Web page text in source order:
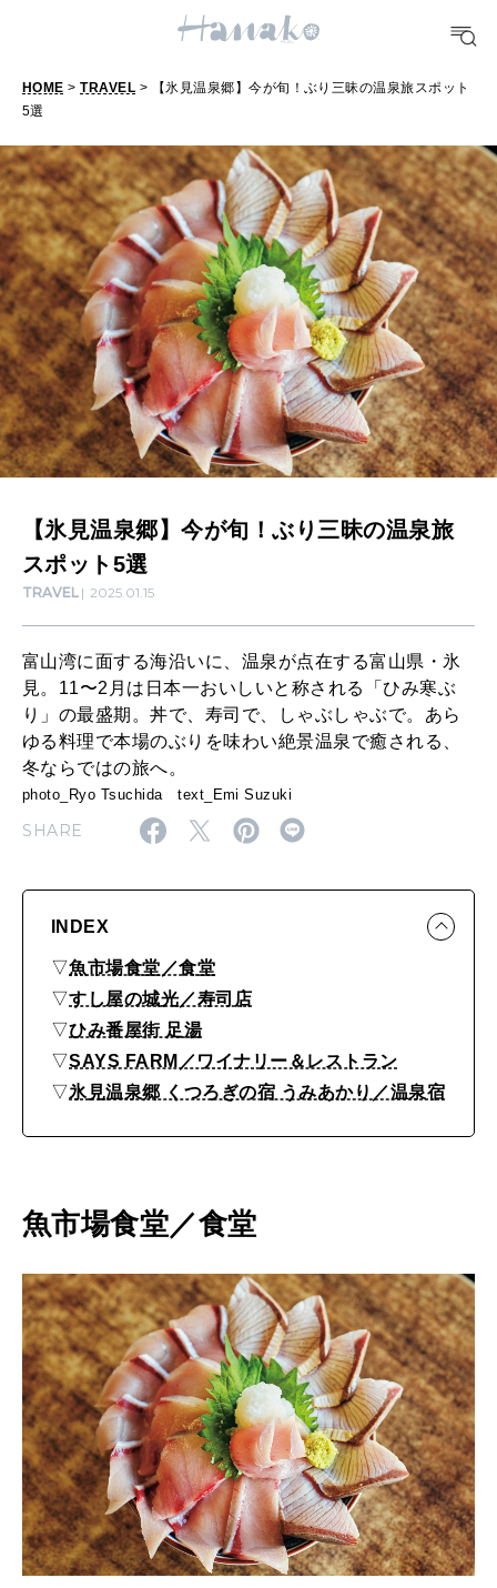
女神まり愛のタロットメッセージ
算命学がわかる今月のあなた
LEARN
知る、考える
MAMA
ママもいろいろ
SUSTAINABLE
わたしができること
CULTURE
WORK&MONEY
いい人生って？
特集
2026年9月号「北海道 おいしく遊ぶ、夏のご褒美旅。」
2026年8月号『お茶の時間です。』
2026年6月号「大銀座 トレンドが生まれる 新しい一流店へ。」
2026年5月号「“大好き”に出会いに。韓国」
2026年2月号「良運を掴む 新・開運術。」
2026年1月号「猫がいれば、幸せ」
2025年12月号「お酒の新常識。」
【
氷
見
温
泉
郷
】
今
が
旬
ぶ
り
三
の
温
泉
旅
ス
ッ
ト
選
HOME >TRAVEL > 【氷見温泉郷】今が旬！ぶり三昧の温泉旅スポット
5選
【氷見温泉郷】今が旬！ぶり三昧の温泉旅
スポット5選
TRAVEL 2025.01.15
富山湾に面する海沿いに、温泉が点在する富山県・氷
見。11〜2月は日本一おいしいと称される「ひみ寒ぶ
り」の最盛期。丼で、寿司で、しゃぶしゃぶで。あら
ゆる料理で本場のぶりを味わい絶景温泉で癒される、
冬ならではの旅へ。
photo_Ryo Tsuchida text_Emi Suzuki
SHARE
INDEX
▽魚市場食堂／食堂
▽すし屋の城光／寿司店
▽ひみ番屋街 足湯
▽SAYS FARM／ワイナリー＆レストラン
▽氷見温泉郷 くつろぎの宿 うみあかり／温泉宿
魚市場食堂／食堂